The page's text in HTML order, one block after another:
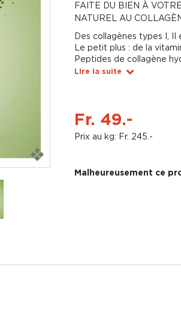
FAITE DU BIEN À
NATUREL AU
Des collagènes types I, II
Le petit plus : de la
Peptides de collagène
Lire la suite
Fr. 49.-
Prix au kg: Fr. 245.-
Malheureusement ce